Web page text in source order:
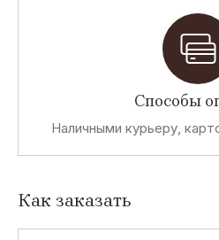
Способы
Наличными курьеру,
Как заказать